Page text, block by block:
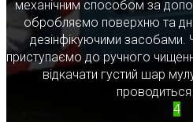
механічним способом за
обробляємо поверхню та
дезінфікуючими засобами.
приступаємо до ручного
відкачати густий шар
4